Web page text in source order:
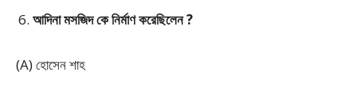
আদিনা মসজিদ কে নির্মাণ করেছিলেন ?
(A) হোসেন শাহ